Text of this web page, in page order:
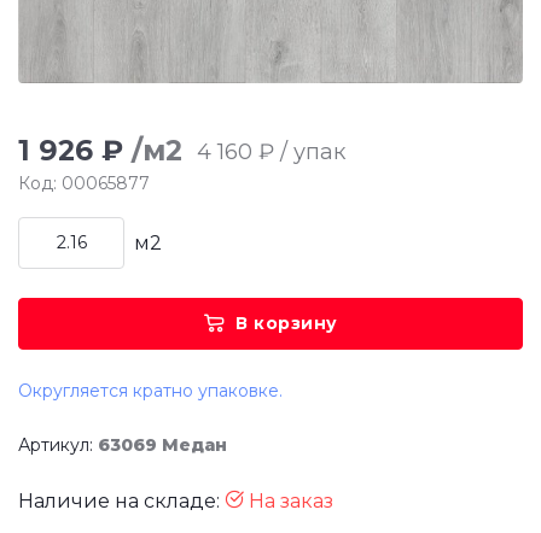
1 926 ₽ /м2 4 160 ₽ / упак
Код: 00065877
м2
В корзину
Округляется кратно упаковке.
Артикул: 63069 Медан
Наличие на складе: На заказ